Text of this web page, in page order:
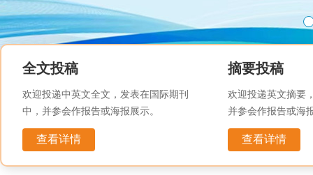
全文投稿
欢迎投递中英文全文，发表在国际期刊
中，并参会作报告或海报展示。
查看详情
摘要投稿
欢迎投递英文摘要
并参会作报告或海
查看详情